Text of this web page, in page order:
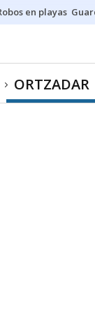
en playas
ORTZADAR